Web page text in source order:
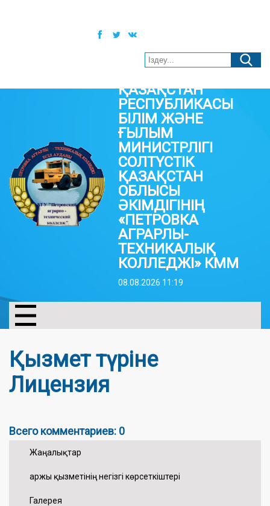
ҚАЗАҚСТАН
РЕСПУБЛИКАСЫ
БІЛІМ ЖӘНЕ
ҒЫЛЫМ
МИНИСТРЛІГІ
СОЛТҮСТІК
ҚАЗАҚСТАН
ОБЛЫСЫ
ӘКІМДІГІНІҢ
«ПЕТРОВКА
АГРАРЛЫ-
ТЕХНИКАЛЫҚ
КОЛЛЕДЖІ» КММ
08.08.2026 11:19
Қызмет түріне
Лицензия
Всего комментариев: 0
Жаңалықтар
Қаржы қызметінің негізгі көрсеткіштері
Галерея